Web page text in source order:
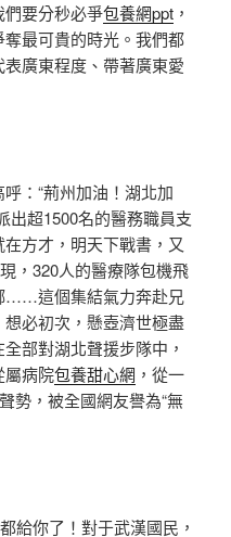
要分秒必爭包養網ppt ，
奪最可貴的時光。我們都
廣東程度、帶著廣東愛
：“荊州加油！湖北加
出超1500名的醫務職員支
方才，明天下戰書，又
，320人的醫療隊包機飛
……這個集結氣力奔赴兄
必初次，懸壺濟世極盡
部對湖北聲援步隊中，
屬病院包養甜心網 ，從一
勢，被全國網友譽為“無
給你了！對于武漢國民，